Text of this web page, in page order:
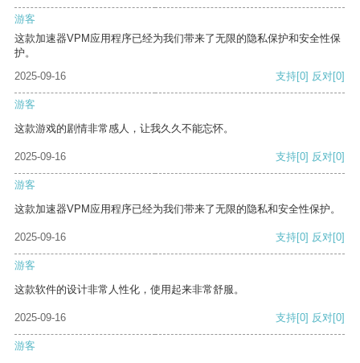
游客
这款加速器VPM应用程序已经为我们带来了无限的隐私保护和安全性保
护。
2025-09-16
支持[0] 反对[0]
游客
这款游戏的剧情非常感人，让我久久不能忘怀。
2025-09-16 支持[0] 反对[0]
游客
这款加速器VPM应用程序已经为我们带来了无限的隐私和安全性保护。
2025-09-16 支持[0] 反对[0]
游客
这款软件的设计非常人性化，使用起来非常舒服。
2025-09-16 支持[0] 反对[0]
游客